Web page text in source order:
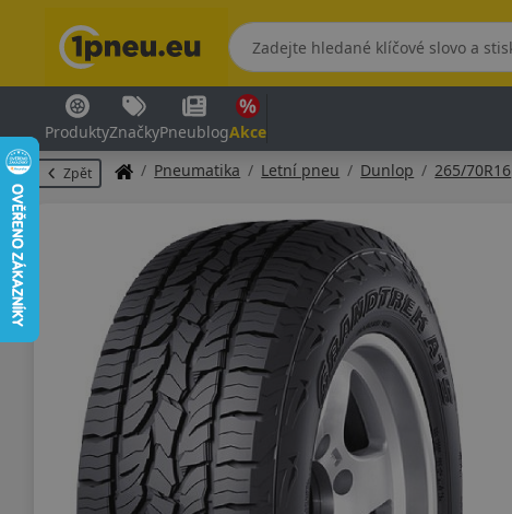
ProduktyZnačkyPneublogAkce
Zpět Pneumatika Letní pneu Dunlop 265/70R16